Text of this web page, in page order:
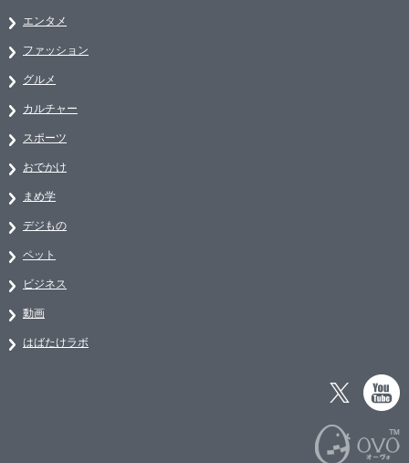
エンタメ
ファッション
グルメ
カルチャー
スポーツ
おでかけ
まめ学
デジもの
ペット
ビジネス
動画
はばたけラボ